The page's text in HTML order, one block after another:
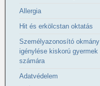
Allergia
Hit és erkölcstan oktatás
Személyazonosító okmány
igénylése kiskorú gyermek
számára
Adatvédelem